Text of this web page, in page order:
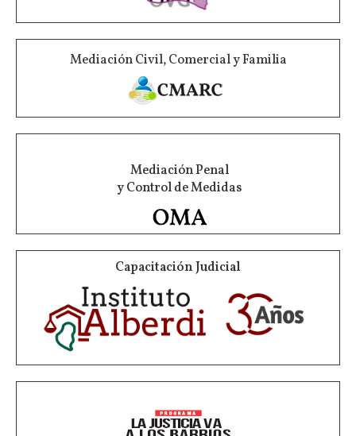
Mediación Civil, Comercial y Familia
Mediación Penal
y Control de Medidas
Capacitación Judicial